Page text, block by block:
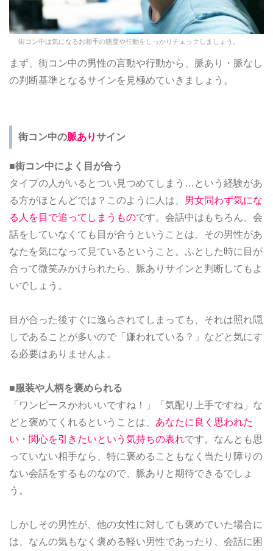
街コン中は気になるお相手の態度や行動をしっかりチェックしましょう。
まず、街コン中の男性の言動や行動から、脈あり・脈なし
の判断基準となるサインを見極めていきましょう。
街コン中の脈ありサイン
■街コン中によく目が合う
タイプの人がいるとつい見つめてしまう…という経験があ
る方がほとんどでは？このように人は、 男女問わず気にな
る人を目で追ってしまうものです。会話中はもちろん、会
話をしていなくても目が合うということは、その男性があ
なたを気になって見ているということ。ふとした時に目が
合って微笑みかけられたら、脈ありサインと判断してもよ
いでしょう。
目が合った後すぐに逸らされてしまっても、それは照れ隠
しであることが多いので「嫌われている？」などと気にす
る必要はありませんよ。
■服装や人柄を褒められる
「ワンピースかわいいですね！」「気配り上手ですね」な
どと褒めてくれるということは、 あなたに良く思われた
い・関心を引きたいという気持ちの表れです。なんとも思
っていない相手なら、特に褒めることもなく当たり障りの
ない会話をするものなので、脈ありと期待できるでしょ
う。
しかしその男性が、他の女性に対しても褒めていた場合に
は、なんの気もなく褒める軽い男性であったり、会話に困